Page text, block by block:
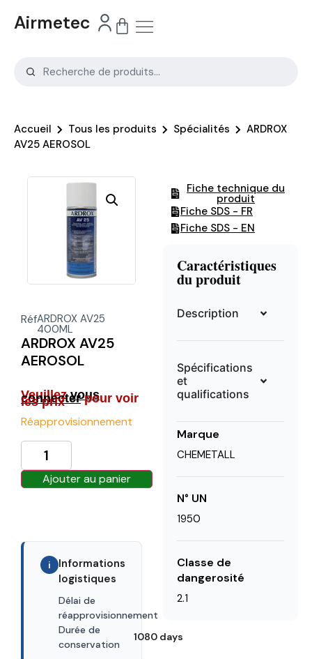
Airmetec
Accueil Tous les produits Spécialités
ARDROX
AV25 AEROSOL
RéfARDROX AV25
400ML
ARDROX AV25
AEROSOL
Veuillezvous
connecterpour voir
les prix
Réapprovisionnement
Ajouter au panier
i
Informations
logistiques
Délai de
réapprovisionnement
Durée de
conservation
1080 days
Fiche technique du
produit
Fiche SDS - FR
Fiche SDS - EN
Caractéristiques
du produit
Description
Spécifications
et
qualifications
Marque
CHEMETALL
N° UN
1950
Classe de
dangerosité
2.1